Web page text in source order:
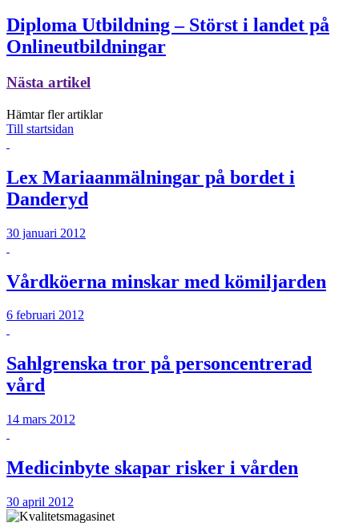
Diploma Utbildning – Störst i landet på
Onlineutbildningar
Nästa artikel
Hämtar fler artiklar
Till startsidan
Lex Mariaanmälningar på bordet i
Danderyd
30 januari 2012
Vårdköerna minskar med kömiljarden
6 februari 2012
Sahlgrenska tror på personcentrerad
vård
14 mars 2012
Medicinbyte skapar risker i vården
30 april 2012